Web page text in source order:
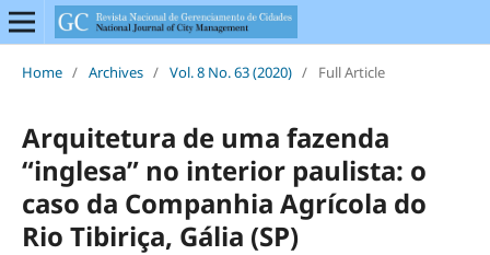
Home / Archives / Vol. 8 No. 63 (2020) / Full Article
Arquitetura de uma fazenda
“inglesa” no interior paulista: o
caso da Companhia Agrícola do
Rio Tibiriça, Gália (SP)